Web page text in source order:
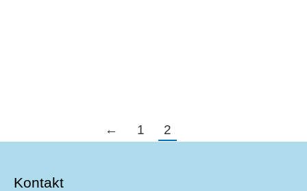
← 1 2
Kontakt